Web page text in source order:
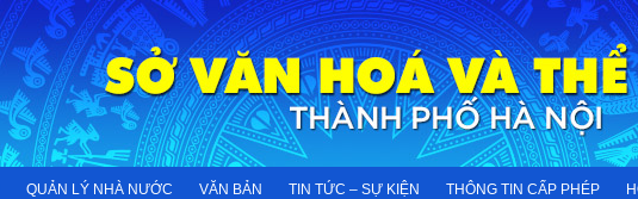
QUẢN LÝ NHÀ NƯỚC VĂN BẢN TIN TỨC – SỰ KIỆN THÔNG TIN CẤP PHÉP